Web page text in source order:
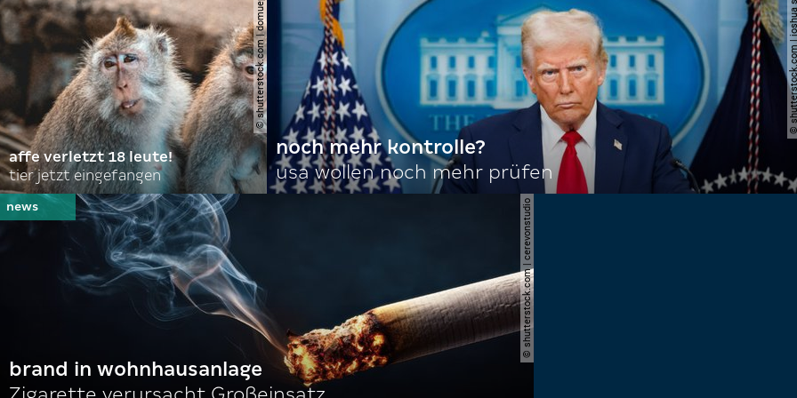
© shutterstock.com | domuephoto
affe verletzt 18 leute!
tier jetzt eingefangen
©
noch mehr kontrolle?
usa wollen noch mehr prüfen
© shutterstock.com | cerevonstudio
brand in wohnhausanlage